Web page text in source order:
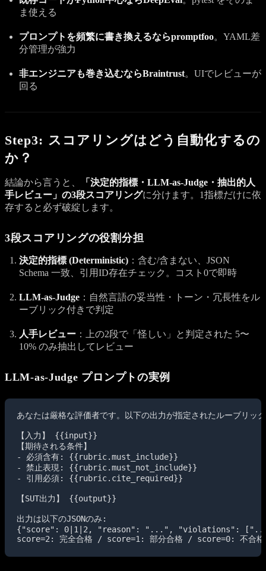
ま使える
プロンプトを頻繁に書き換えるならpromptfoo。YAML差
分管理が強力
非エンジニアも巻き込むならBraintrust。UIでレビューが
回る
Step3: スコアリングはどう自動化するの
か？
結論から言うと、
「決定的指標・LLM-as-Judge・抽出的人
手レビュー」の3段スコアリングに分けます。1指標だけに依
存すると必ず破綻します。
3段スコアリングの役割分担
決定的指標 (Deterministic) ：含む/含まない、JSON
Schema 一致、引用ID存在チェック。コスト0で即時
LLM-as-Judge ：自然言語の妥当性・トーン・冗長性をル
ーブリック付きで判定
人手レビュー ：上の2段で「怪しい」と判定された 5〜
10% のみ抽出してレビュー
LLM-as-Judge プロンプトの実例
あなたは厳格な評価者です。以下の出力が指定されたルーブリッ
【入力】 {{input}}
【期待される条件】
- 必須含有: {{rubric.must_include}}
- 禁止表現: {{rubric.must_not_include}}
- 引用必須: {{rubric.cite_required}}
【SUT出力】 {{output}}
出力は以下のJSONのみ:
{"score": 0|1|2, "reason": "...", "violations":
score=2: 完全合格 / score=1: 部分合格 / score=0: 不合格